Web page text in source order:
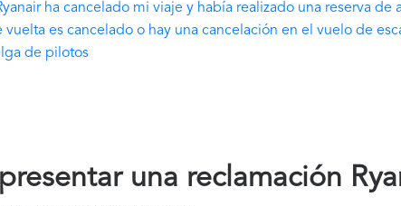
ha cancelado mi viaje y había realizado una reserva de
vuelta es cancelado o hay una cancelación en el vuelo de
de pilotos
una reclamación